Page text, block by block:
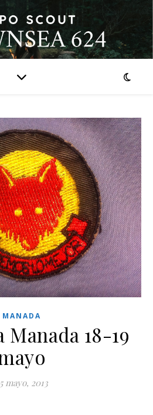
MANADA
Manada 18-19
mayo, 2013